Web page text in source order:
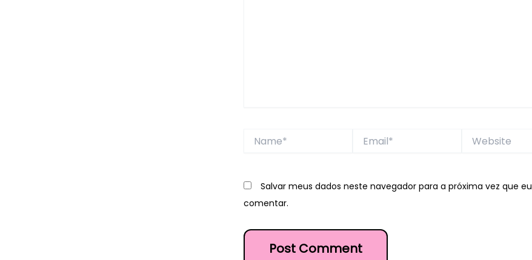
Website
Salvar meus dados neste navegador para a próxima vez que eu
comentar.